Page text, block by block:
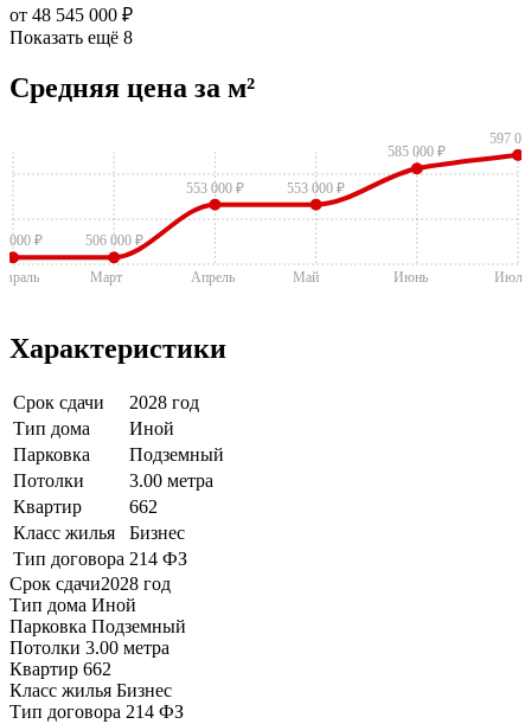
от 48 545 000 ₽
Показать ещё 8
Средняя цена за м²
000 ₽ 506 000 ₽
553 000 ₽ 553 000 ₽
585 000 ₽
597
Март Апрель Май Июнь Июль
Характеристики
Срок сдачи
2028 год
Тип дома
Иной
Парковка
Подземный
Потолки
3.00 метра
Квартир
662
Класс жилья
Бизнес
Тип договора 214 ФЗ
Срок сдачи2028 год
Тип дома Иной
Парковка Подземный
Потолки 3.00 метра
Квартир 662
Класс жилья Бизнес
Тип договора 214 ФЗ